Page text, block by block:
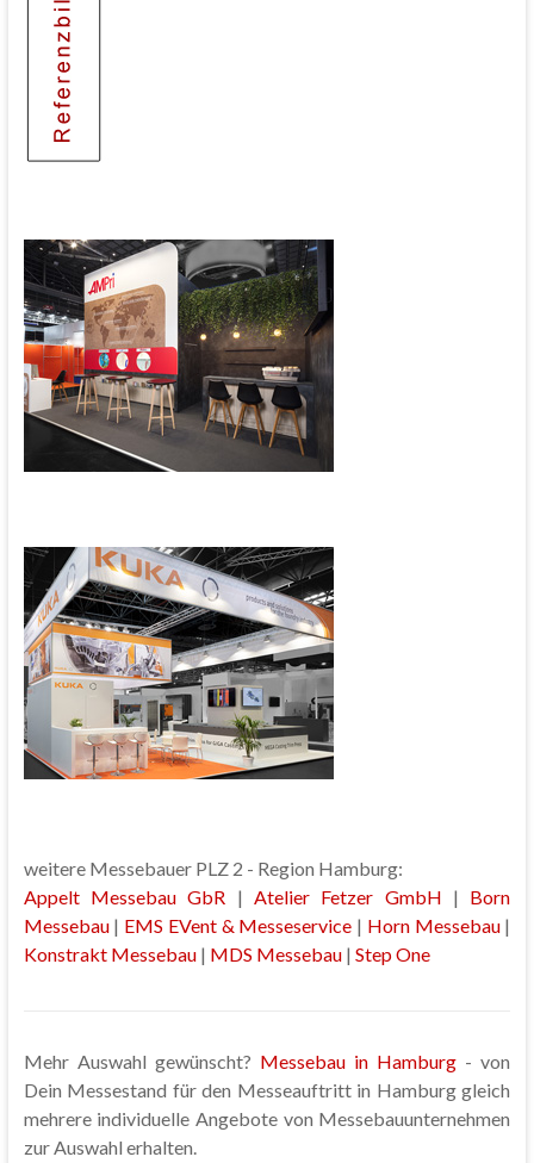
weitere Messebauer PLZ 2 - Region Hamburg:
Appelt Messebau GbR | Atelier Fetzer GmbH | Born
Messebau| EMS EVent & Messeservice | Horn Messebau|
Konstrakt Messebau| MDS Messebau| Step One
Mehr Auswahl gewünscht? Messebau in Hamburg - von
Dein Messestand für den Messeauftritt in Hamburg gleich
mehrere individuelle Angebote von Messebauunternehmen
zur Auswahl erhalten.